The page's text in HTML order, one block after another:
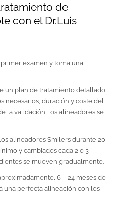
de
con el Dr.Luis
examen y toma una
un plan de tratamiento detallado
necesarios, duración y coste del
la validación, los alineadores se
alineadores Smilers durante 20-
y cambiados cada 2 o 3
se mueven gradualmente.
6 – 24 meses de
una perfecta alineación con los